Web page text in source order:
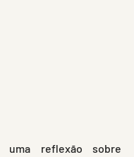
reflexão sobre